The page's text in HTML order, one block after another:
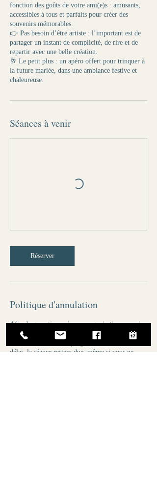
fonction des goûts de votre ami(e)s : amusants,
accessibles à tous et parfaits pour créer des
souvenirs mémorables.
👉 Pas besoin d’être artiste : l’important est de
partager un instant de complicité, de rire et de
repartir avec une belle création.
🥂 Le petit plus : un apéro offert pour trinquer à
la future mariée, dans une ambiance festive et
chaleureuse.
Séances à venir
Réserver
Politique d'annulation
Afin de garantir une bonne organisation, merci
de me prévenir au moins 48h à l’avance pour
délai, la séance restera due, même si vous ne